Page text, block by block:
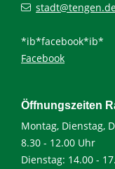
*ib*facebook*ib*
Facebook
Öffnungszeiten
Montag, Dienstag,
8.30 - 12.00 Uhr
Dienstag: 14.00 -